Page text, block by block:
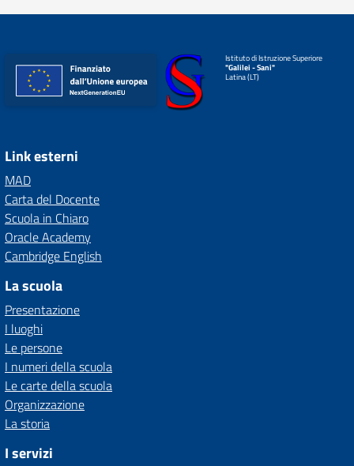
Istituto di Istruzione Superiore
"Galilei - Sani"
Latina (LT)
Link esterni
MAD
Carta del Docente
Scuola in Chiaro
Oracle Academy
Cambridge English
La scuola
Presentazione
I luoghi
Le persone
I numeri della scuola
Le carte della scuola
Organizzazione
La storia
I servizi